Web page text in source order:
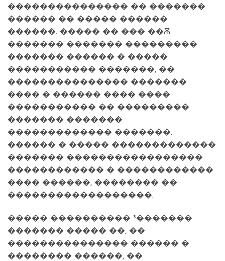
��������������� �� �������
������ �� ����� ������
������. ����� �� ��� ��Ѫ
������� ������� ���������
������� ������ � �����
����������� �������, ��
��������������� �������
���� � ������ ���� ����
����������� �� ���������
������� �������
������������� �������.
������ � ����� �������������
������� �����������������
������������ � ������������
���� ������, �������� ��
������������������.
����� ���������� ³�������
������� ����� ��, ��
��������������� ������ �
�������� ������, ��